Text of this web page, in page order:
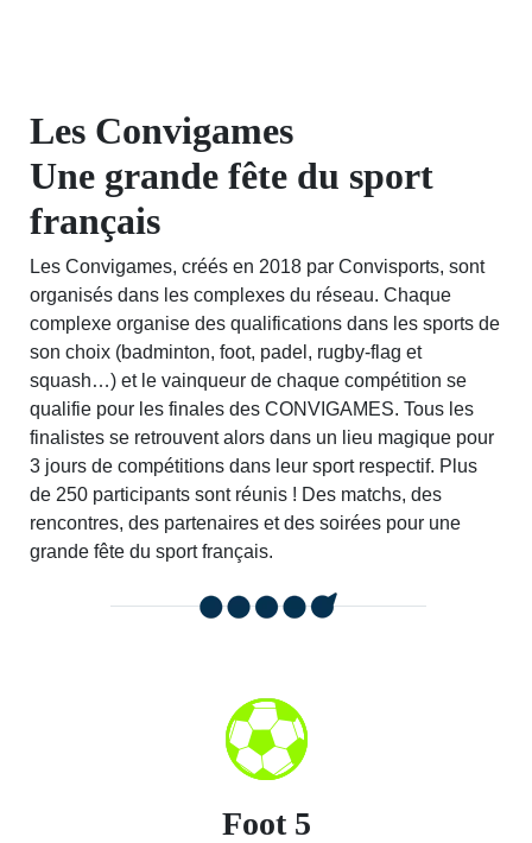
Les Convigames
Une grande fête du sport
français
Les Convigames, créés en 2018 par Convisports, sont
organisés dans les complexes du réseau. Chaque
complexe organise des qualifications dans les sports de
son choix (badminton, foot, padel, rugby-flag et
squash…) et le vainqueur de chaque compétition se
qualifie pour les finales des CONVIGAMES. Tous les
finalistes se retrouvent alors dans un lieu magique pour
3 jours de compétitions dans leur sport respectif. Plus
de 250 participants sont réunis ! Des matchs, des
rencontres, des partenaires et des soirées pour une
grande fête du sport français.
Foot 5